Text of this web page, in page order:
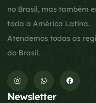
no Brasil, mas também
toda a América Latina.
Atendemos todas as
do Brasil.
Newsletter